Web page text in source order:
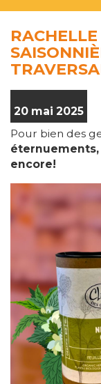
20 mai 2025
Pour bien des
encore!